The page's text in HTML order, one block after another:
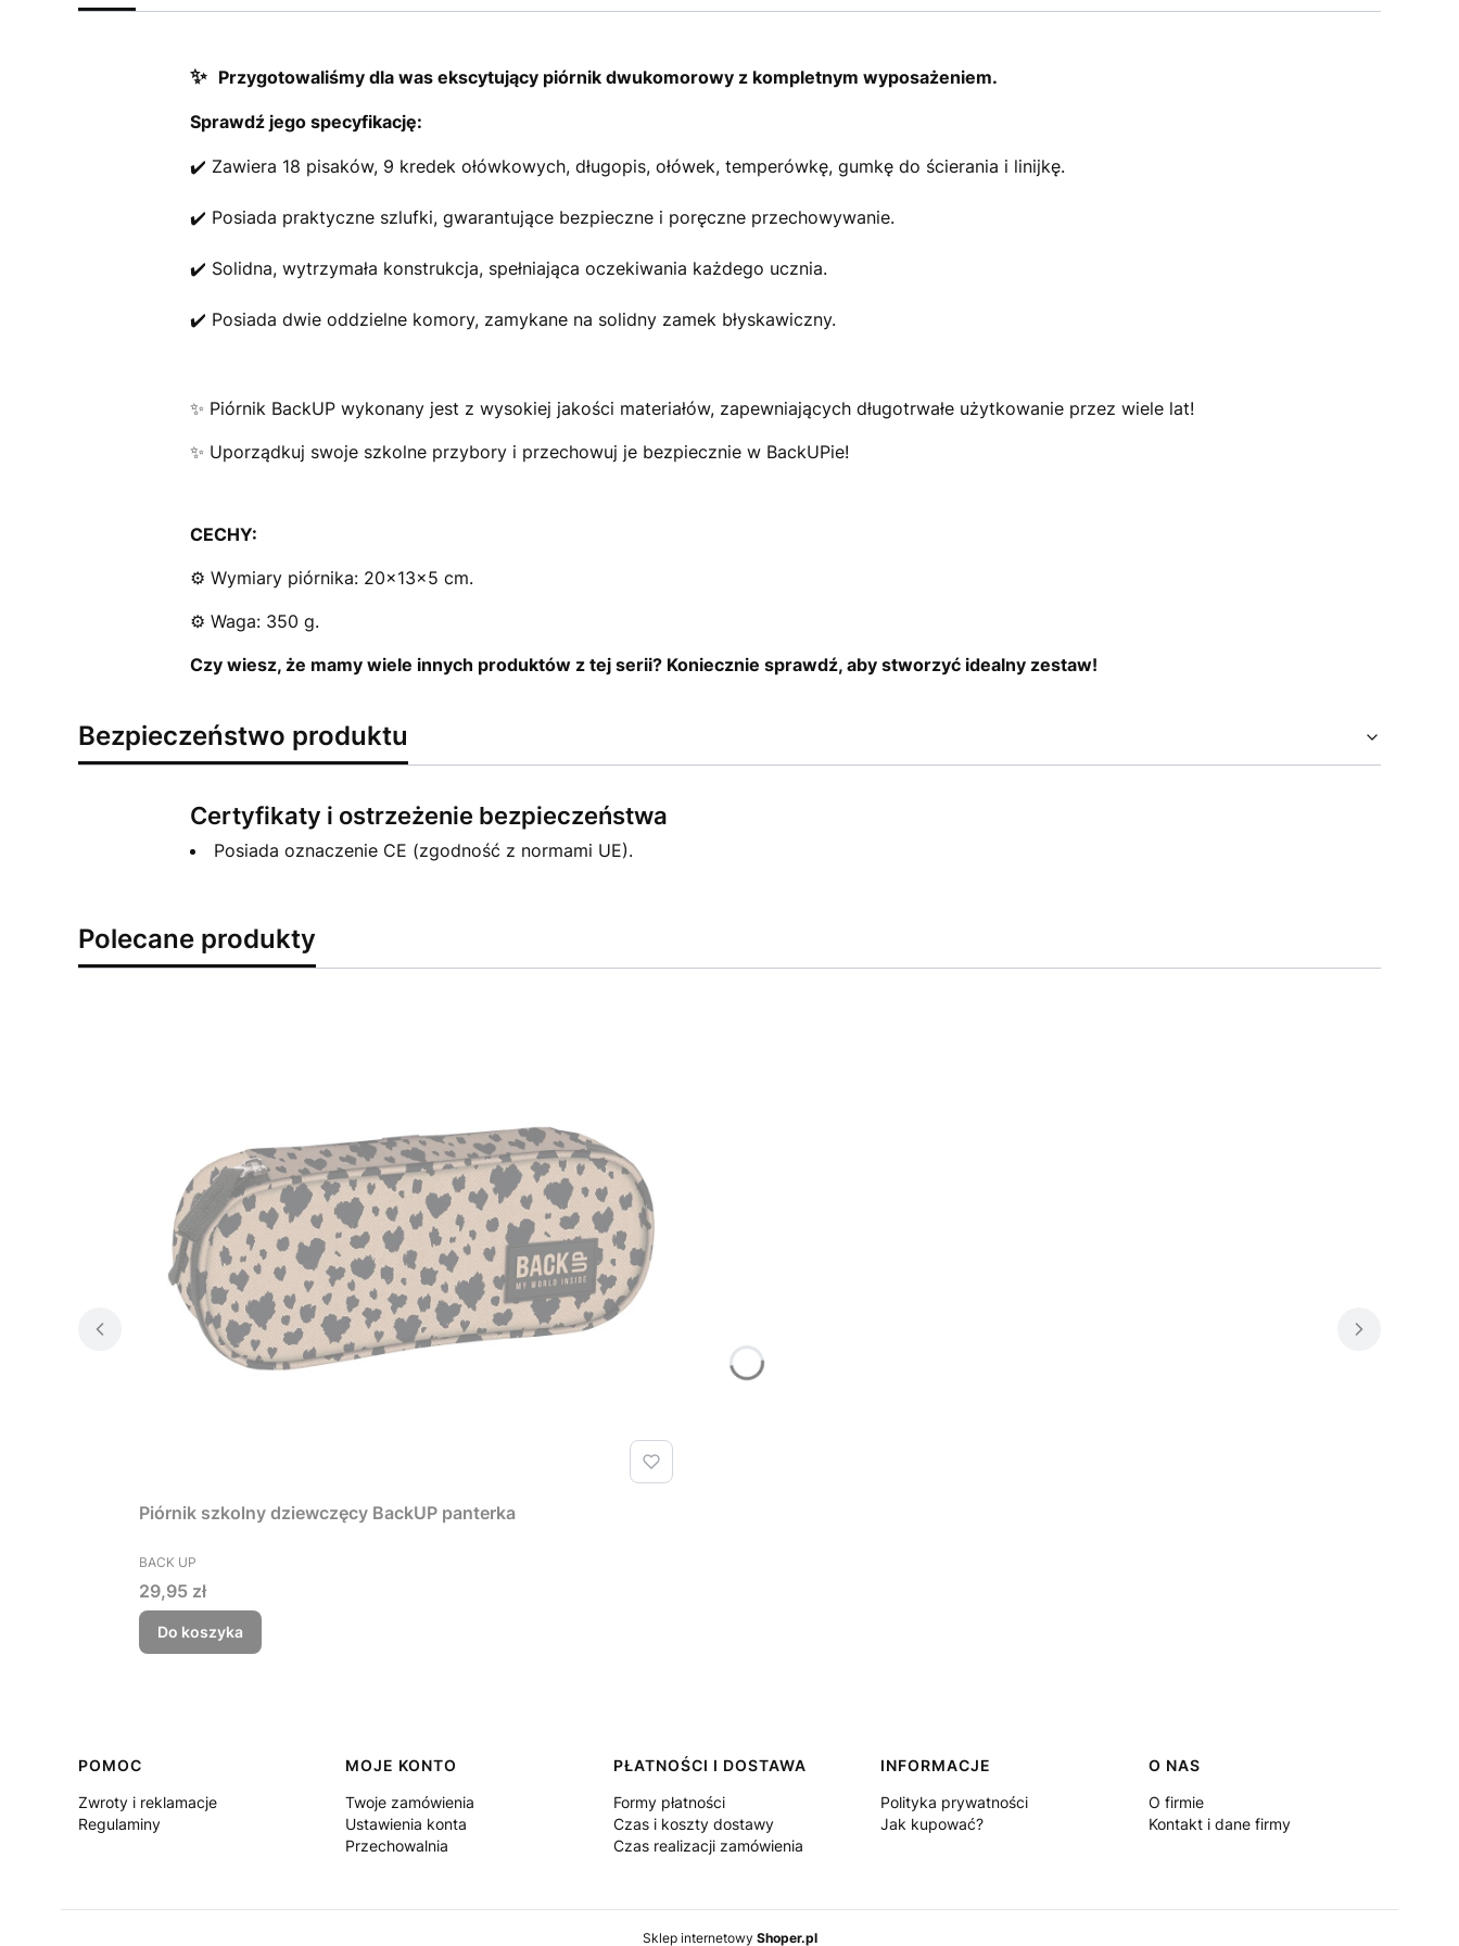
✨ Przygotowaliśmy dla was ekscytujący piórnik dwukomorowy z kompletnym wyposażeniem.
Sprawdź jego specyfikację:
✔️ Zawiera 18 pisaków, 9 kredek ołówkowych, długopis, ołówek, temperówkę, gumkę do ścierania i linijkę.
✔️ Posiada praktyczne szlufki, gwarantujące bezpieczne i poręczne przechowywanie.
✔️ Solidna, wytrzymała konstrukcja, spełniająca oczekiwania każdego ucznia.
✔️ Posiada dwie oddzielne komory, zamykane na solidny zamek błyskawiczny.
✨ Piórnik BackUP wykonany jest z wysokiej jakości materiałów, zapewniających długotrwałe użytkowanie przez wiele lat!
✨ Uporządkuj swoje szkolne przybory i przechowuj je bezpiecznie w BackUPie!
CECHY:
⚙️ Wymiary piórnika: 20x13x5 cm.
⚙️ Waga: 350 g.
Czy wiesz, że mamy wiele innych produktów z tej serii? Koniecznie sprawdź, aby stworzyć idealny zestaw!
Bezpieczeństwo produktu
Certyfikaty i ostrzeżenie bezpieczeństwa
Posiada oznaczenie CE (zgodność z normami UE).
Polecane produkty
Piórnik szkolny dziewczęcy BackUP panterka
PRODUCENT
BACK UP
Cena
29,95 zł
Do koszyka
Linki w stopce
POMOC
Zwroty i reklamacje
Regulaminy
MOJE KONTO
Twoje zamówienia
Ustawienia konta
Przechowalnia
PŁATNOŚCI I DOSTAWA
Formy płatności
Czas i koszty dostawy
Czas realizacji zamówienia
INFORMACJE
Polityka prywatności
Jak kupować?
O NAS
O firmie
Kontakt i dane firmy
Sklep internetowy Shoper.pl